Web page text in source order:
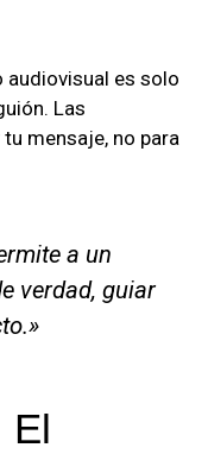
audiovisual es solo
Las
mensaje, no para
a un
verdad, guiar
El